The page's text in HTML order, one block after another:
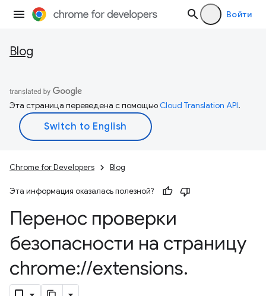
Войти
Blog
Эта страница переведена с помощьюCloud Translation API.
Chrome for Developers Blog
Эта информация оказалась полезной?
Перенос проверки
безопасности на страницу
chrome://extensions.